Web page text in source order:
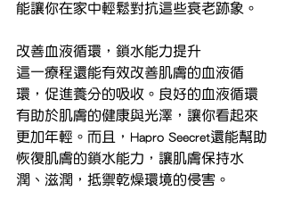
能讓你在家中輕鬆對抗這些衰老跡象。
改善血液循環，鎖水能力提升
這一療程還能有效改善肌膚的血液循
環，促進養分的吸收。良好的血液循環
有助於肌膚的健康與光澤，讓你看起來
更加年輕。而且，Hapro Seecret還能幫助
恢復肌膚的鎖水能力，讓肌膚保持水
潤、滋潤，抵禦乾燥環境的侵害。